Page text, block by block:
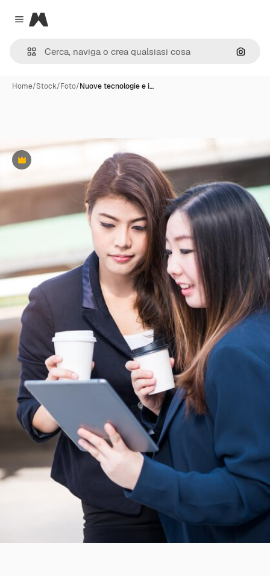
Close menu
Magnific
Cerca
Home/Stock/Foto/Nuove tecnologie e i…
Premium